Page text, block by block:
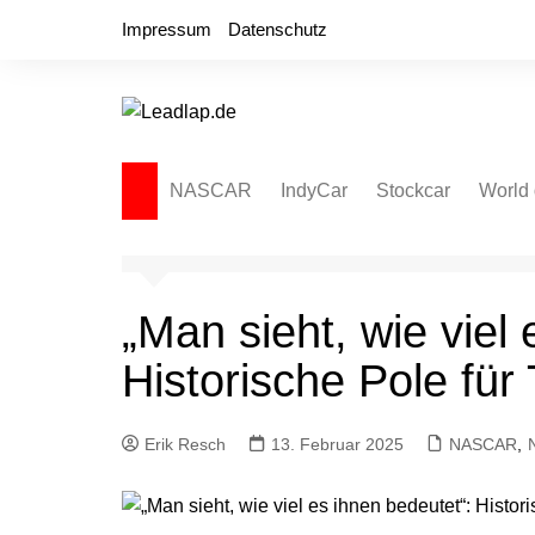
Impressum Datenschutz
NASCAR
NASCAR Truck Series
NASCAR Euro Series
NASCAR Brasil Series
NASCAR Mexico Series
IndyCar Stockcar World
„Man sieht, wie viel
Historische Pole für
Erik Resch 13. Februar 2025 NASCAR,